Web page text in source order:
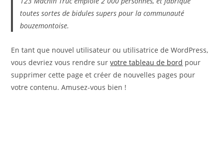
toutes sortes de bidules supers pour la communauté
bouzemontoise.
En tant que nouvel utilisateur ou utilisatrice de WordPress,
vous devriez vous rendre survotre tableau de bord pour
supprimer cette page et créer de nouvelles pages pour
votre contenu. Amusez-vous bien !